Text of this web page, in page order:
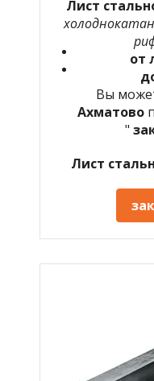
Лист
от
Вы
Ахматово
"
Лист